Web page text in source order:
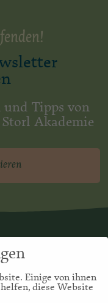
und Tipps von
Akademie
Einige von ihnen
diese Website